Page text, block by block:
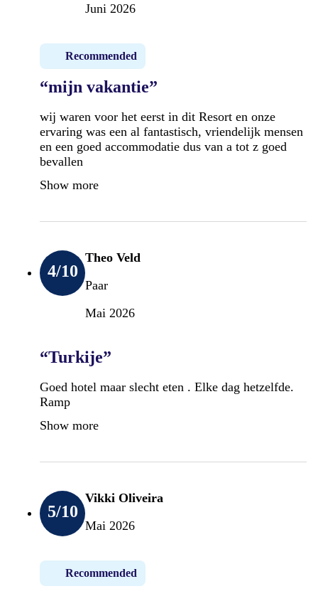
Juni 2026
Recommended
“mijn vakantie”
wij waren voor het eerst in dit Resort en onze
ervaring was een al fantastisch, vriendelijk mensen
en een goed accommodatie dus van a tot z goed
bevallen
Show more
4/10
Theo Veld
Paar
Mai 2026
“Turkije”
Goed hotel maar slecht eten . Elke dag hetzelfde.
Ramp
Show more
5/10
Vikki Oliveira
Mai 2026
Recommended